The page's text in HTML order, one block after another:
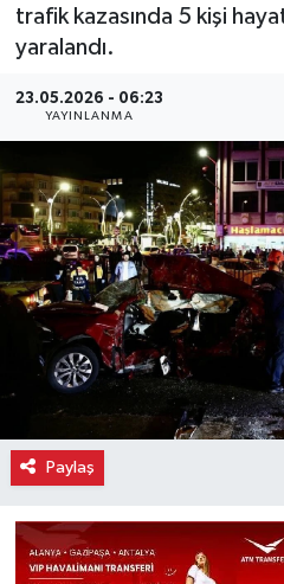
trafik kazasında 5 kişi
yaralandı.
23.05.2026 - 06:23
YAYINLANMA
Paylaş
E-Gazete
Haber Arşivi